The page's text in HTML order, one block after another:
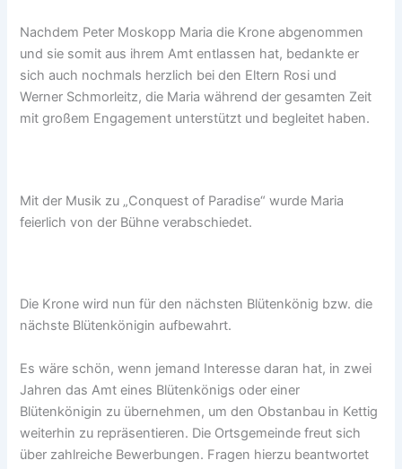
Nachdem Peter Moskopp Maria die Krone abgenommen
und sie somit aus ihrem Amt entlassen hat, bedankte er
sich auch nochmals herzlich bei den Eltern Rosi und
Werner Schmorleitz, die Maria während der gesamten Zeit
mit großem Engagement unterstützt und begleitet haben.
Mit der Musik zu „Conquest of Paradise“ wurde Maria
feierlich von der Bühne verabschiedet.
Die Krone wird nun für den nächsten Blütenkönig bzw. die
nächste Blütenkönigin aufbewahrt.
Es wäre schön, wenn jemand Interesse daran hat, in zwei
Jahren das Amt eines Blütenkönigs oder einer
Blütenkönigin zu übernehmen, um den Obstanbau in Kettig
weiterhin zu repräsentieren. Die Ortsgemeinde freut sich
über zahlreiche Bewerbungen. Fragen hierzu beantwortet